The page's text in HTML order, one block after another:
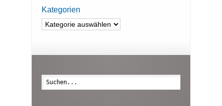
Kategorien
Kategorien